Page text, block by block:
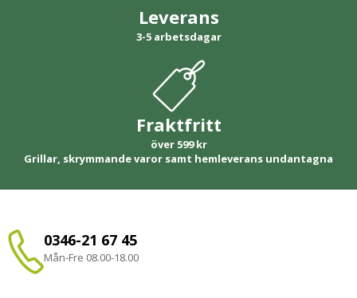
Leverans
3-5 arbetsdagar
Fraktfritt
över 599 kr
Grillar, skrymmande varor samt hemleverans undantagna
0346-21 67 45
Mån-Fre 08.00-18.00